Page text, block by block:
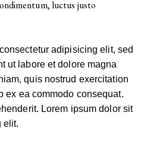
luctus justo
adipisicing elit, sed
ut labore et dolore magna
quis nostrud exercitation
ex ea commodo consequat.
Lorem ipsum dolor sit
elit.